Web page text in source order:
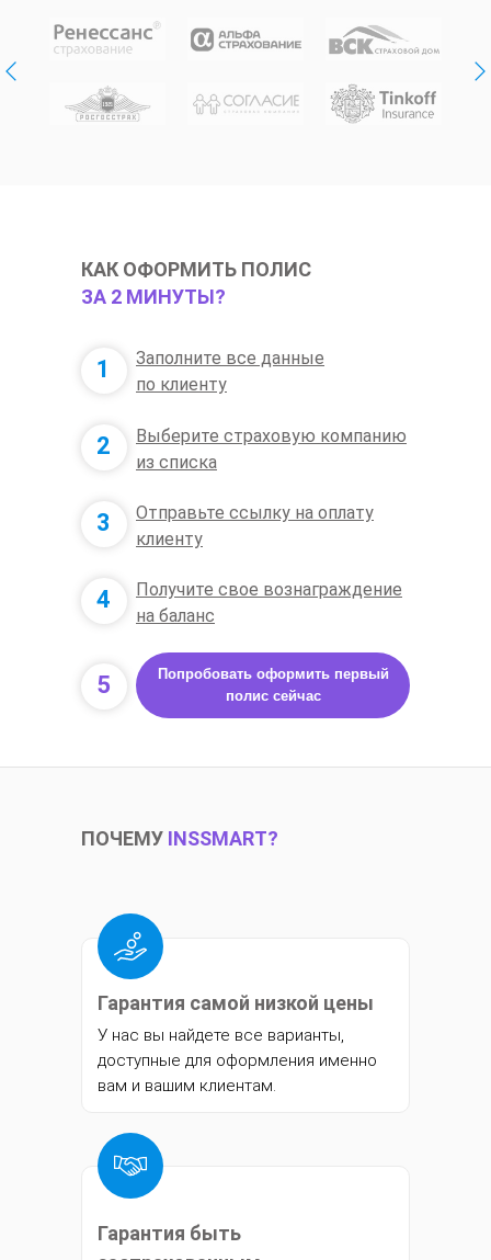
Заполните все данные
по клиенту
КАК ОФОРМИТЬ ПОЛИС
ЗА 2 МИНУТЫ?
Выберите страховую компанию
из списка
Отправьте ссылку на оплату
клиенту
Получите свое вознаграждение
на баланс
1
2
3
4
5
Попробовать оформить первый
полис сейчас
Гарантия самой низкой цены
ПОЧЕМУ INSSMART?
У нас вы найдете все варианты,
доступные для оформления именно
вам и вашим клиентам.
Гарантия быть